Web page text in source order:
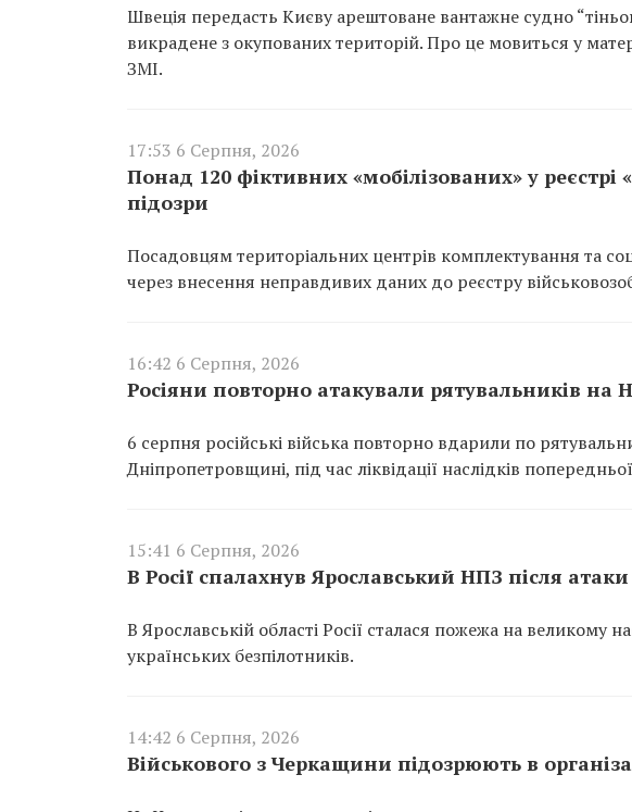
Швеція передасть Києву арештоване вантажне судно
викрадене з окупованих територій. Про це мовиться у
ЗМІ.
17:53 6 Серпня, 2026
Понад 120 фіктивних «мобілізованих» у
підозри
Посадовцям територіальних центрів комплектування та
через внесення неправдивих даних до реєстру
16:42 6 Серпня, 2026
Росіяни повторно атакували рятувальників на
6 серпня російські війська повторно вдарили по
Дніпропетровщині, під час ліквідації наслідків
15:41 6 Серпня, 2026
В Росії спалахнув Ярославський НПЗ після
В Ярославській області Росії сталася пожежа на великому
українських безпілотників.
14:42 6 Серпня, 2026
Військового з Черкащини підозрюють в